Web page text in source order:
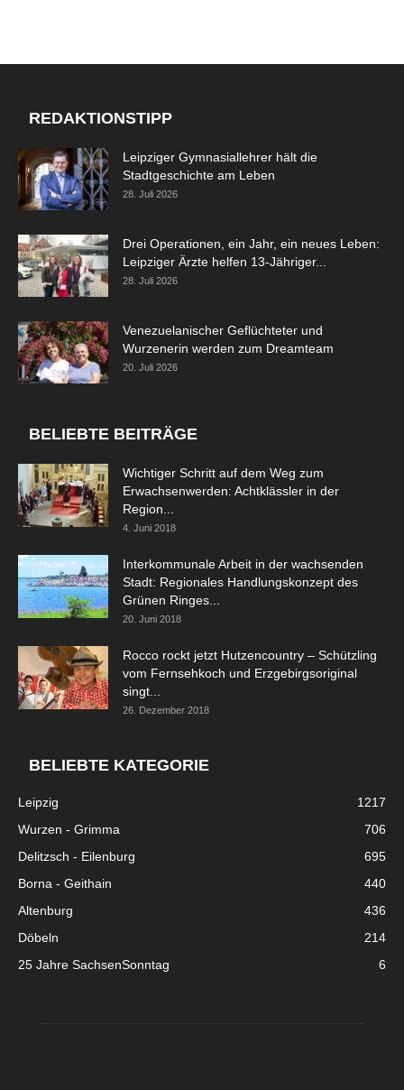
REDAKTIONSTIPP
Leipziger Gymnasiallehrer hält die
Stadtgeschichte am Leben
28. Juli 2026
Drei Operationen, ein Jahr, ein neues Leben:
Leipziger Ärzte helfen 13-Jähriger...
28. Juli 2026
Venezuelanischer Geflüchteter und
Wurzenerin werden zum Dreamteam
20. Juli 2026
BELIEBTE BEITRÄGE
Wichtiger Schritt auf dem Weg zum
Erwachsenwerden: Achtklässler in der
Region...
4. Juni 2018
Interkommunale Arbeit in der wachsenden
Stadt: Regionales Handlungskonzept des
Grünen Ringes...
20. Juni 2018
Rocco rockt jetzt Hutzencountry – Schützling
vom Fernsehkoch und Erzgebirgsoriginal
singt...
26. Dezember 2018
BELIEBTE KATEGORIE
Leipzig
1217
Wurzen - Grimma
706
Delitzsch - Eilenburg
695
Borna - Geithain
440
Altenburg
436
Döbeln
214
25 Jahre SachsenSonntag
6